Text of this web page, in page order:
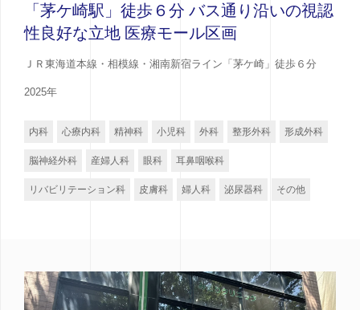
「茅ケ崎駅」徒歩６分 バス通り沿いの視認
性良好な立地 医療モール区画
ＪＲ東海道本線・相模線・湘南新宿ライン「茅ケ崎」徒歩６分
2025年
内科 心療内科 精神科 小児科 外科 整形外科 形成外科
脳神経外科 産婦人科 眼科 耳鼻咽喉科
リバビリテーション科 皮膚科 婦人科 泌尿器科 その他